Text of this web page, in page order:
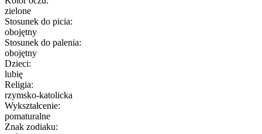
zielone
Stosunek do picia:
obojętny
Stosunek do palenia:
obojętny
Dzieci:
lubię
Religia:
rzymsko-katolicka
Wykształcenie:
pomaturalne
Znak zodiaku: